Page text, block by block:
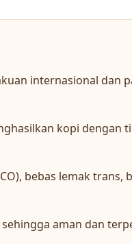
internasional dan
kopi dengan
bebas lemak trans,
aman dan